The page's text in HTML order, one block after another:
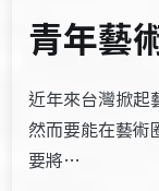
青年藝
近年來台灣掀起
然而要能在藝術
要將…